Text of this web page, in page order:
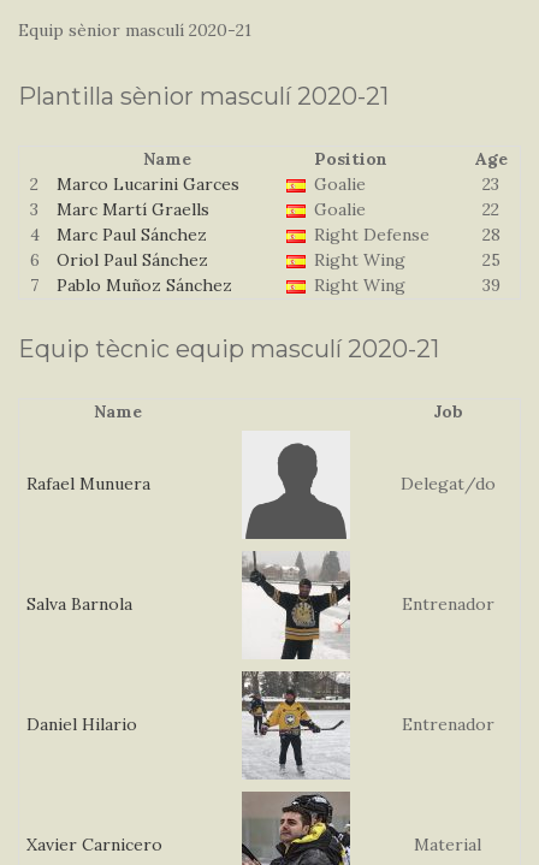
Equip sènior masculí 2020-21
Plantilla sènior masculí 2020-21
Name Position
Age
2
Marco Lucarini Garces Goalie
23
3
Marc Martí Graells Goalie
22
4
Marc Paul Sánchez Right Defense
28
6
Oriol Paul Sánchez Right Wing
25
7
Pablo Muñoz Sánchez Right Wing 39
Equip tècnic equip masculí 2020-21
Name Job
Rafael Munuera Delegat/do
Salva Barnola Entrenador
Daniel Hilario Entrenador
Xavier Carnicero Material